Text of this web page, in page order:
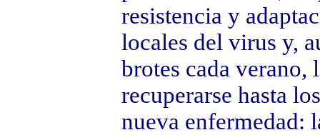
resistencia y
locales del virus y,
brotes cada verano,
recuperarse hasta
nueva